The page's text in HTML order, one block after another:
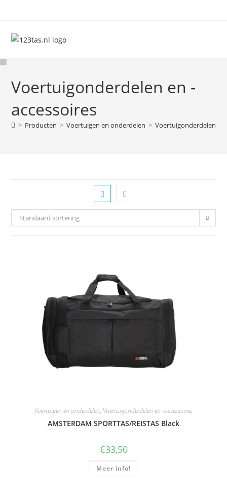
inhoud
Voertuigonderdelen en -
accessoires
> Producten > Voertuigen en onderdelen > Voertuigonderdelen en
Standaard sortering
Voertuigen en onderdelen, Voertuigonderdelen en -accessoires
AMSTERDAM SPORTTAS/REISTAS Black
€33,50
Meer info!